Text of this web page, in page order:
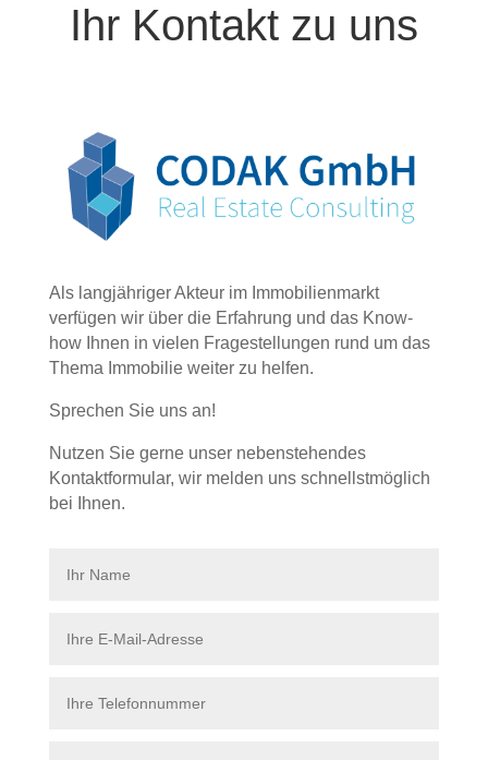
Ihr Kontakt zu uns
Als langjähriger Akteur im Immobilienmarkt
verfügen wir über die Erfahrung und das Know-
how Ihnen in vielen Fragestellungen rund um das
Thema Immobilie weiter zu helfen.
Sprechen Sie uns an!
Nutzen Sie gerne unser nebenstehendes
Kontaktformular, wir melden uns schnellstmöglich
bei Ihnen.